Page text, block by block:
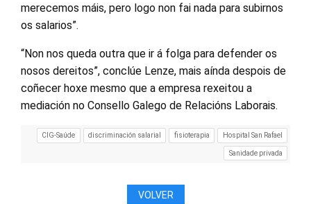
merecemos máis, pero logo non fai nada para subirnos
os salarios”.
“Non nos queda outra que ir á folga para defender os
nosos dereitos”, conclúe Lenze, mais aínda despois de
coñecer hoxe mesmo que a empresa rexeitou a
mediación no Consello Galego de Relacións Laborais.
CIG-Saúde discriminación salarial fisioterapia Hospital San Rafael
Sanidade privada
VOLVER